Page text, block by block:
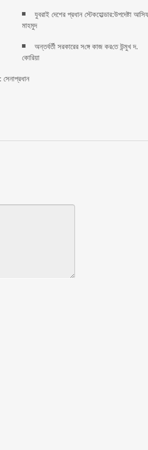
যুবরাই দেশের প্রধান স্টেকহোল্ডার:উপদেষ্টা
মাহমুদ
অন্তর্বর্তী সরকারের স‌ঙ্গে কাজ কর‌তে উন্মুখ দ.
কো‌রিয়া